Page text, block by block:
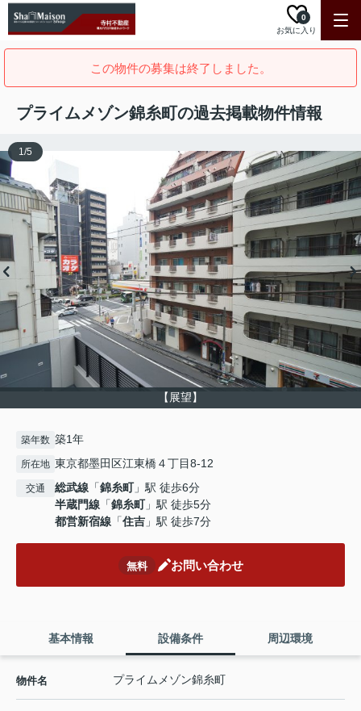
お気に入り
0
この物件の募集は終了しました。
プライムメゾン錦糸町の過去掲載物件情報
【展望】
1/5
築年数 築1年
所在地 東京都墨田区江東橋４丁目8-12
交通 総武線 「錦糸町」駅 徒歩6分
半蔵門線 「錦糸町」駅 徒歩5分
都営新宿線 「住吉 」駅 徒歩7分
無料 お問い合わせ
基本情報 設備条件 周辺環境
物件名 プライムメゾン錦糸町